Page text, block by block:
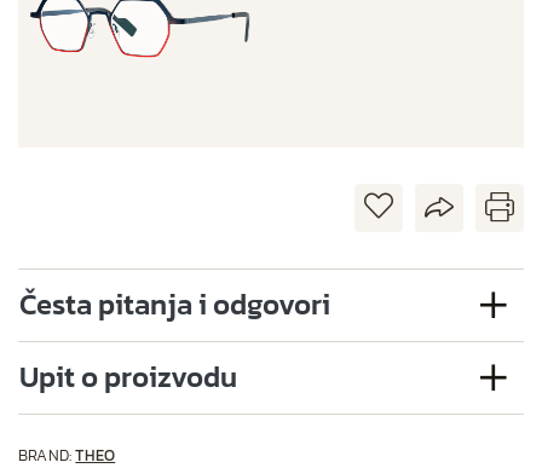
Česta pitanja i odgovori
Upit o proizvodu
BRAND:THEO